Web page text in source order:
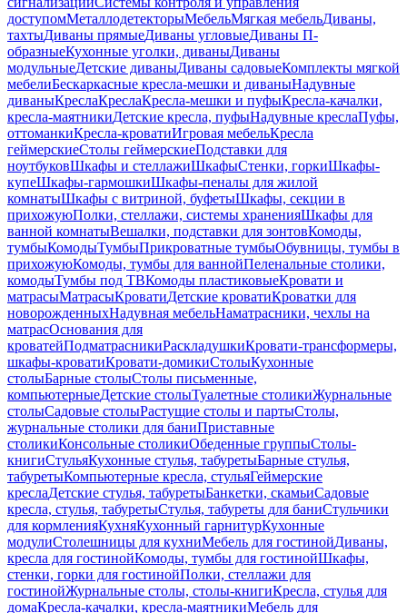
доступомМеталлодетекторыМебельМягкая мебельДиваны,
тахтыДиваны прямыеДиваны угловыеДиваны П-
образныеКухонные уголки, диваныДиваны
модульныеДетские диваныДиваны садовыеКомплекты мягкой
мебелиБескаркасные кресла-мешки и диваныНадувные
диваныКреслаКреслаКресла-мешки и пуфыКресла-качалки,
кресла-маятникиДетские кресла, пуфыНадувные креслаПуфы,
оттоманкиКресла-кроватиИгровая мебельКресла
геймерскиеСтолы геймерскиеПодставки для
ноутбуковШкафы и стеллажиШкафыСтенки, горкиШкафы-
купеШкафы-гармошкиШкафы-пеналы для жилой
комнатыШкафы с витриной, буфетыШкафы, секции в
прихожуюПолки, стеллажи, системы храненияШкафы для
ванной комнатыВешалки, подставки для зонтовКомоды,
тумбыКомодыТумбыПрикроватные тумбыОбувницы, тумбы в
прихожуюКомоды, тумбы для ваннойПеленальные столики,
комодыТумбы под ТВКомоды пластиковыеКровати и
матрасыМатрасыКроватиДетские кроватиКроватки для
новорожденныхНадувная мебельНаматрасники, чехлы на
матрасОснования для
кроватейПодматрасникиРаскладушкиКровати-трансформеры,
шкафы-кроватиКровати-домикиСтолыКухонные
столыБарные столыСтолы письменные,
компьютерныеДетские столыТуалетные столикиЖурнальные
столыСадовые столыРастущие столы и партыСтолы,
журнальные столики для баниПриставные
столикиКонсольные столикиОбеденные группыСтолы-
книгиСтульяКухонные стулья, табуретыБарные стулья,
табуретыКомпьютерные кресла, стульяГеймерские
креслаДетские стулья, табуретыБанкетки, скамьиСадовые
кресла, стулья, табуретыСтулья, табуреты для баниСтульчики
для кормленияКухняКухонный гарнитурКухонные
модулиСтолешницы для кухниМебель для гостинойДиваны,
кресла для гостинойКомоды, тумбы для гостинойШкафы,
стенки, горки для гостинойПолки, стеллажи для
гостинойЖурнальные столы, столы-книгиКресла, стулья для
домаКресла-качалки, кресла-маятникиМебель для